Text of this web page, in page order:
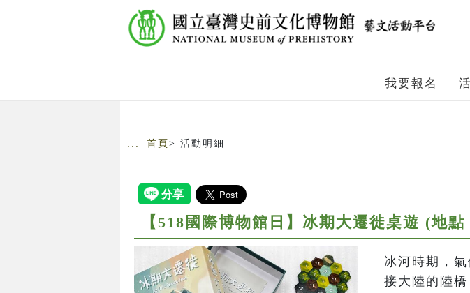
我要報名
::: 首頁 > 活動明細
【518國際博物館日】冰期大遷徙桌遊 (地
冰河時期，
接大陸的陸